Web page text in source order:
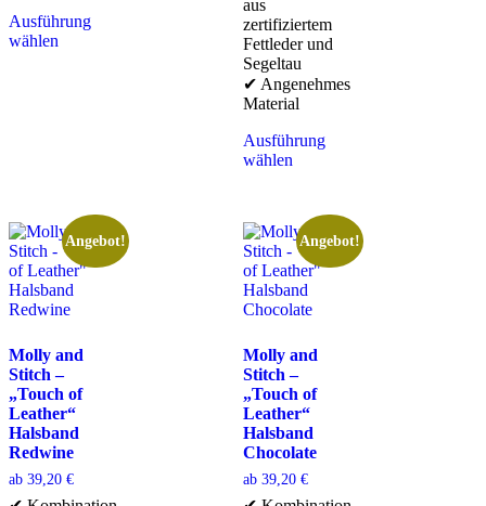
Ausführung
wählen
aus
zertifiziertem
Fettleder und
Segeltau
✔ Angenehmes
Material
Ausführung
wählen
Angebot!
Molly and
Stitch –
„Touch of
Leather“
Halsband
Redwine
ab 39,20 €
Angebot!
Molly and
Stitch –
„Touch of
Leather“
Halsband
Chocolate
ab 39,20 €